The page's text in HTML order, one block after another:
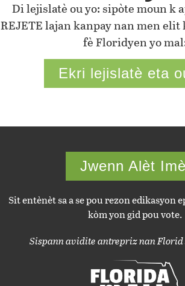
Di lejislatè ou yo: sipòte moun k
REJETE lajan kanpay nan men
fè Floridyen yo
Ekri lejislatè eta
Jwenn Alèt
Sit entènèt sa a se pou rezon edikasyon
kòm yon gid pou vote.
Sispann avidite antrepriz nan Florid